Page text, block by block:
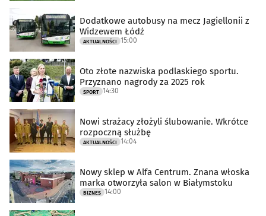
Dodatkowe autobusy na mecz Jagiellonii z
Widzewem Łódź
AKTUALNOŚCI 15:00
Oto złote nazwiska podlaskiego sportu.
Przyznano nagrody za 2025 rok
SPORT 14:30
Nowi strażacy złożyli ślubowanie. Wkrótce
rozpoczną służbę
AKTUALNOŚCI 14:04
Nowy sklep w Alfa Centrum. Znana włoska
marka otworzyła salon w Białymstoku
BIZNES 14:00